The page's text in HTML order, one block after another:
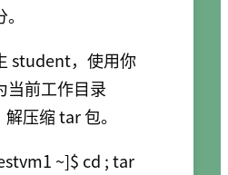
student，使用你
当前工作目录
解压缩 tar 包。
~]$ cd ; tar